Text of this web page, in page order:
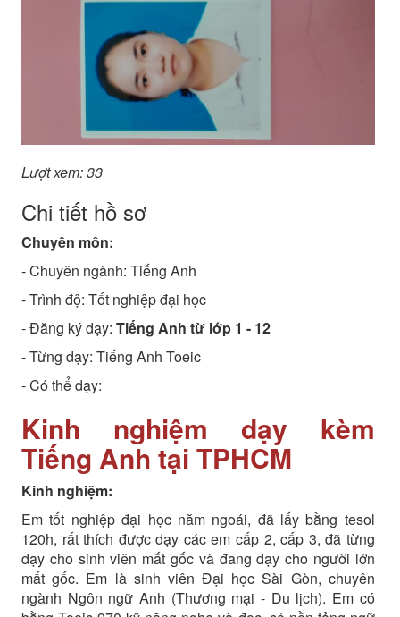
Lượt xem: 33
Chi tiết hồ sơ
Chuyên môn:
- Chuyên ngành: Tiếng Anh
- Trình độ: Tốt nghiệp đại học
- Đăng ký dạy: Tiếng Anh từ lớp 1 - 12
- Từng dạy: Tiếng Anh Toeic
- Có thể dạy:
Kinh nghiệm dạy kèm
Tiếng Anh tại TPHCM
Kinh nghiệm:
Em tốt nghiệp đại học năm ngoái, đã lấy bằng tesol
120h, rất thích được dạy các em cấp 2, cấp 3, đã từng
dạy cho sinh viên mất gốc và đang dạy cho người lớn
mất gốc. Em là sinh viên Đại học Sài Gòn, chuyên
ngành Ngôn ngữ Anh (Thương mại - Du lịch). Em có